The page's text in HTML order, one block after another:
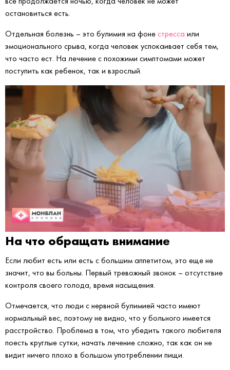
остановиться есть.
Отдельная болезнь – это булимия на фоне стресса или
эмоционального срыва, когда человек успокаивает себя тем,
что часто ест. На лечение с похожими симптомами может
поступить как ребенок, так и взрослый.
На что обращать внимание
Если любит есть или есть с большим аппетитом, это еще не
значит, что вы больны. Первый тревожный звонок – отсутствие
контроля своего голода, время насыщения.
Отмечается, что люди с нервной булимией часто имеют
нормальный вес, поэтому не видно, что у больного имеется
расстройство. Проблема в том, что убедить такого любителя
поесть круглые сутки, начать лечение сложно, так как он не
видит ничего плохо в большом употреблении пищи.